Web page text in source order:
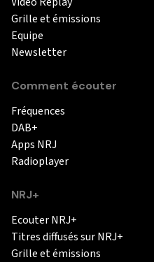
Grille et émissions
Equipe
Newsletter
Comment écouter
Fréquences
DAB+
Apps NRJ
Radioplayer
NRJ+
Ecouter NRJ+
Titres diffusés sur NRJ+
Grille et émissions